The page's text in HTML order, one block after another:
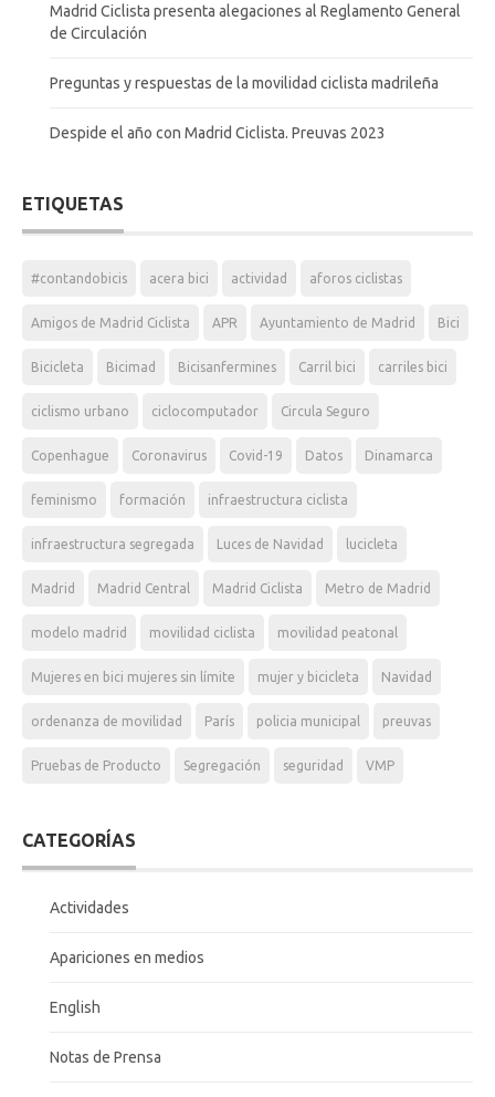
Madrid Ciclista presenta alegaciones al Reglamento General
de Circulación
Preguntas y respuestas de la movilidad ciclista madrileña
Despide el año con Madrid Ciclista. Preuvas 2023
ETIQUETAS
#contandobicis acera bici actividad aforos ciclistas
Amigos de Madrid Ciclista APR Ayuntamiento de Madrid Bici
Bicicleta Bicimad Bicisanfermines Carril bici carriles bici
ciclismo urbano ciclocomputador Circula Seguro
Copenhague Coronavirus Covid-19 Datos Dinamarca
feminismo formación infraestructura ciclista
infraestructura segregada Luces de Navidad lucicleta
Madrid Madrid Central Madrid Ciclista Metro de Madrid
modelo madrid movilidad ciclista movilidad peatonal
Mujeres en bici mujeres sin límite mujer y bicicleta Navidad
ordenanza de movilidad París policia municipal preuvas
Pruebas de Producto Segregación seguridad VMP
CATEGORÍAS
Actividades
Apariciones en medios
English
Notas de Prensa